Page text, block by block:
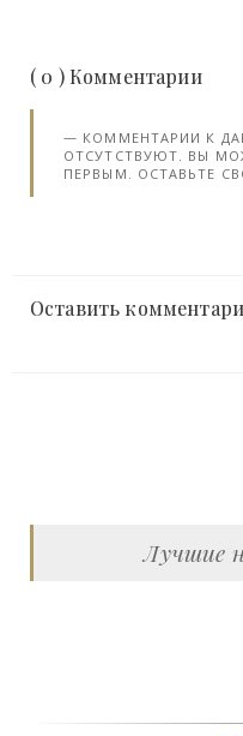
( 0 ) Комментарии
КОММЕНТАРИИ К
ОТСУТСТВУЮТ. ВЫ
ПЕРВЫМ. ОСТАВЬТЕ
Оставить
Лучшие